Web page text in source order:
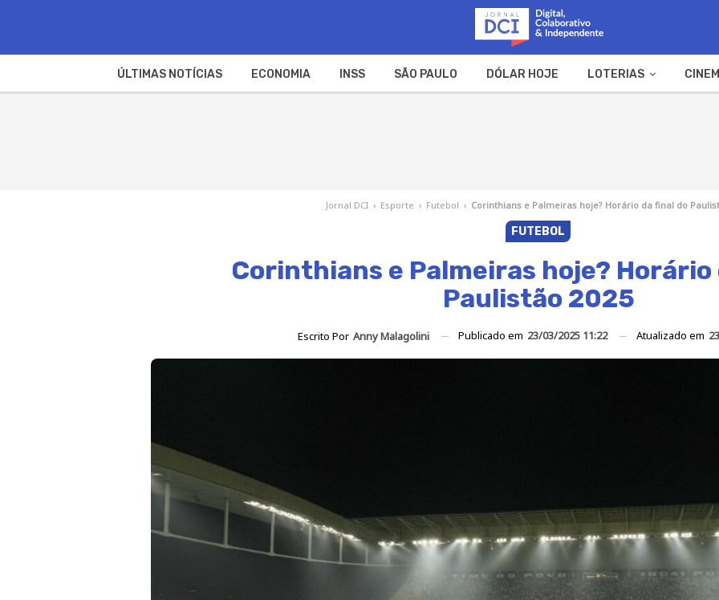
ÚLTIMAS NOTÍCIAS ECONOMIA INSS SÃO PAULO DÓLAR HOJE LOTERIAS
Jornal DCI › Esporte › Futebol › Corinthians e Palmeiras hoje? Horário da final do
FUTEBOL
Corinthians e Palmeiras hoje? Horário
Paulistão 2025
Escrito Por Anny Malagolini Publicado em 23/03/2025 11:22 Atualizado em